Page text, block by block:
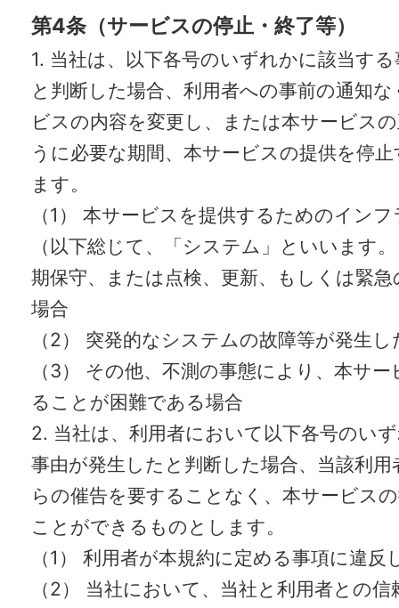
第4条（サービスの停止・終了等）
1. 当社は、以下各号のいずれかに該当す
と判断した場合、利用者への事前の通知
ビスの内容を変更し、または本サービス
うに必要な期間、本サービスの提供を停
ます。
（1） 本サービスを提供するためのイン
（以下総じて、「システム」といいます
期保守、または点検、更新、もしくは緊
場合
（2） 突発的なシステムの故障等が発生し
（3） その他、不測の事態により、本サ
ることが困難である場合
2. 当社は、利用者において以下各号のい
事由が発生したと判断した場合、当該利
らの催告を要することなく、本サービス
ことができるものとします。
（1） 利用者が本規約に定める事項に違反
（2） 当社において、当社と利用者との